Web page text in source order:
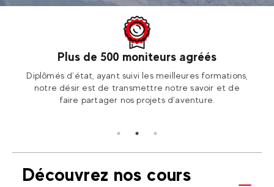
Plus de 500 moniteurs agréés
Diplômés d’état, ayant suivi les meilleures formations,
notre désir est de transmettre notre savoir et de
faire partager nos projets d’aventure.
Découvrez nos cours